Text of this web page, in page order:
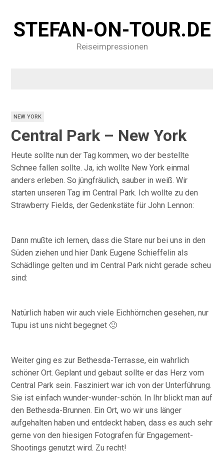
STEFAN-ON-TOUR.DE
Reiseimpressionen
NEW YORK
Central Park – New York
Heute sollte nun der Tag kommen, wo der bestellte
Schnee fallen sollte. Ja, ich wollte New York einmal
anders erleben. So jüngfräulich, sauber in weiß. Wir
starten unseren Tag im Central Park. Ich wollte zu den
Strawberry Fields, der Gedenkstäte für John Lennon:
Dann mußte ich lernen, dass die Stare nur bei uns in den
Süden ziehen und hier Dank Eugene Schieffelin als
Schädlinge gelten und im Central Park nicht gerade scheu
sind:
Natürlich haben wir auch viele Eichhörnchen gesehen, nur
Tupu ist uns nicht begegnet 🙁
Weiter ging es zur Bethesda-Terrasse, ein wahrlich
schöner Ort. Geplant und gebaut sollte er das Herz vom
Central Park sein. Fasziniert war ich von der Unterführung.
Sie ist einfach wunder-wunder-schön. In Ihr blickt man auf
den Bethesda-Brunnen. Ein Ort, wo wir uns länger
aufgehalten haben und entdeckt haben, dass es auch sehr
gerne von den hiesigen Fotografen für Engagement-
Shootings genutzt wird. Zu recht!